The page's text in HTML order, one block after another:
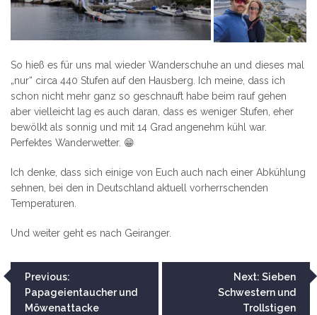
So hieß es für uns mal wieder Wanderschuhe an und dieses mal
„nur“ circa 440 Stufen auf den Hausberg. Ich meine, dass ich
schon nicht mehr ganz so geschnauft habe beim rauf gehen
aber vielleicht lag es auch daran, dass es weniger Stufen, eher
bewölkt als sonnig und mit 14 Grad angenehm kühl war.
Perfektes Wanderwetter. 😁
Ich denke, dass sich einige von Euch auch nach einer Abkühlung
sehnen, bei den in Deutschland aktuell vorherrschenden
Temperaturen.
Und weiter geht es nach Geiranger.
Beitragsnavigation
Previous:
Papageientaucher und
Möwenattacke
Next: Sieben
Schwestern und
Trollstigen